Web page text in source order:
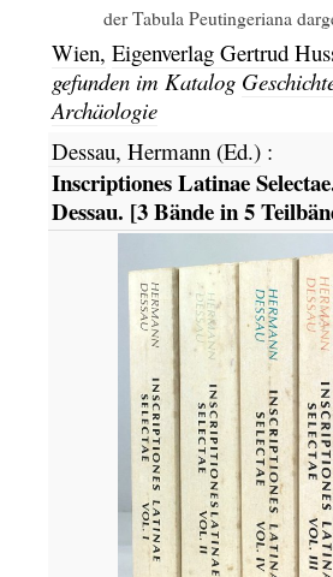
der Tabula Peutingeriana
Wien, Eigenverlag Gertrud
gefunden im Katalog
Archäologie
Dessau, Hermann (Ed.):
Inscriptiones Latinae
Dessau. [3 Bände in 5